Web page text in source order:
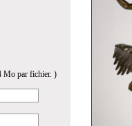
Mo par fichier. )